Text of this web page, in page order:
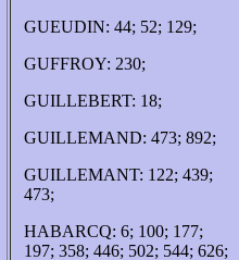
GUEUDIN: 44; 52; 129;
GUFFROY: 230;
GUILLEBERT: 18;
GUILLEMAND: 473; 892;
GUILLEMANT: 122; 439;
473;
HABARCQ: 6; 100; 177;
197; 358; 446; 502; 544; 626;